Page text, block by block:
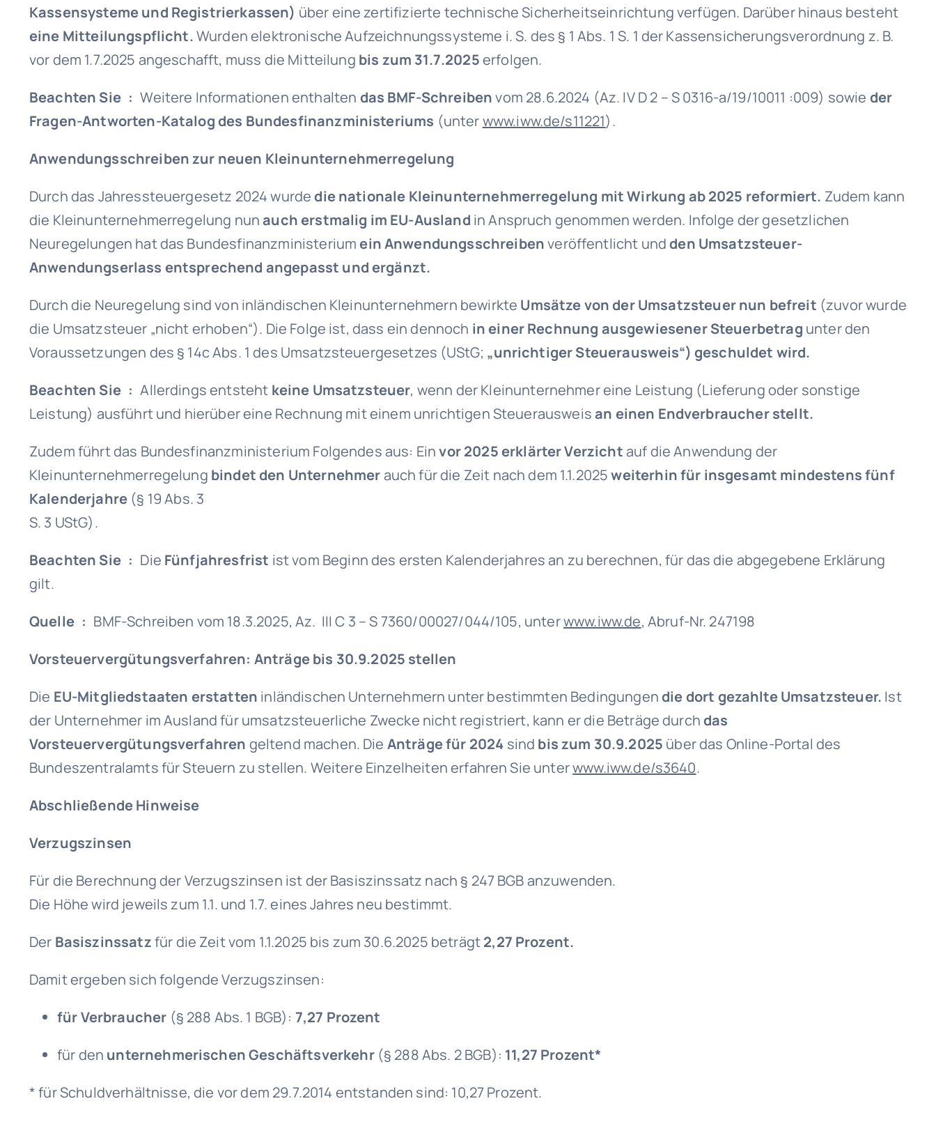
Kassensysteme und Registrierkassen) über eine zertifizierte technische Sicherheitseinrichtung verfügen. Darüber hinaus besteht
eine Mitteilungspflicht.Wurden elektronische Aufzeichnungssysteme i. S. des § 1 Abs. 1 S. 1 der Kassensicherungsverordnung z. B.
vor dem 1.7.2025 angeschafft, muss die Mitteilung bis zum 31.7.2025erfolgen.
Beachten Sie :Weitere Informationen enthalten das BMF-Schreibenvom 28.6.2024 (Az. IV D 2 – S 0316-a/19/10011 :009) sowie der
Fragen-Antworten-Katalog des Bundesfinanzministeriums (unterwww.iww.de/s11221).
Anwendungsschreiben zur neuen Kleinunternehmerregelung
Durch das Jahressteuergesetz 2024 wurdedie nationale Kleinunternehmerregelung mit Wirkung ab 2025 reformiert. Zudem kann
die Kleinunternehmerregelung nunauch erstmalig im EU-Ausland in Anspruch genommen werden. Infolge der gesetzlichen
Neuregelungen hat das Bundesfinanzministeriumein Anwendungsschreibenveröffentlicht undden Umsatzsteuer-
Anwendungserlass entsprechend angepasst und ergänzt.
Durch die Neuregelung sind von inländischen Kleinunternehmern bewirkte Umsätze von der Umsatzsteuer nun befreit (zuvor wurde
die Umsatzsteuer „nicht erhoben“). Die Folge ist, dass ein dennoch in einer Rechnung ausgewiesener Steuerbetrag unter den
Voraussetzungen des § 14c Abs. 1 des Umsatzsteuergesetzes (UStG; „unrichtiger Steuerausweis“) geschuldet wird.
Beachten Sie :Allerdings entsteht keine Umsatzsteuer, wenn der Kleinunternehmer eine Leistung (Lieferung oder sonstige
Leistung) ausführt und hierüber eine Rechnung mit einem unrichtigen Steuerausweisan einen Endverbraucher stellt.
Zudem führt das Bundesfinanzministerium Folgendes aus: Einvor 2025 erklärter Verzichtauf die Anwendung der
Kleinunternehmerregelung bindet den Unternehmerauch für die Zeit nach dem 1.1.2025weiterhin für insgesamt mindestens fünf
Kalenderjahre (§ 19 Abs. 3
S. 3 UStG).
Beachten Sie : Die Fünfjahresfrist ist vom Beginn des ersten Kalenderjahres an zu berechnen, für das die abgegebene Erklärung
gilt.
Quelle : BMF-Schreiben vom 18.3.2025, Az. III C 3 – S 7360/00027/044/105, unterwww.iww.de, Abruf-Nr. 247198
Vorsteuervergütungsverfahren: Anträge bis 30.9.2025 stellen
Die EU-Mitgliedstaaten erstatten inländischen Unternehmern unter bestimmten Bedingungendie dort gezahlte Umsatzsteuer. Ist
der Unternehmer im Ausland für umsatzsteuerliche Zwecke nicht registriert, kann er die Beträge durchdas
Vorsteuervergütungsverfahren geltend machen. Die Anträge für 2024 sind bis zum 30.9.2025 über das Online-Portal des
Bundeszentralamts für Steuern zu stellen. Weitere Einzelheiten erfahren Sie unterwww.iww.de/s3640.
Abschließende Hinweise
Verzugszinsen
Für die Berechnung der Verzugszinsen ist der Basiszinssatz nach § 247 BGB anzuwenden.
Die Höhe wird jeweils zum 1.1. und 1.7. eines Jahres neu bestimmt.
Der Basiszinssatzfür die Zeit vom 1.1.2025 bis zum 30.6.2025 beträgt2,27 Prozent.
Damit ergeben sich folgende Verzugszinsen:
für Verbraucher (§ 288 Abs. 1 BGB): 7,27 Prozent
für den unternehmerischen Geschäftsverkehr (§ 288 Abs. 2 BGB): 11,27 Prozent*
* für Schuldverhältnisse, die vor dem 29.7.2014 entstanden sind: 10,27 Prozent.